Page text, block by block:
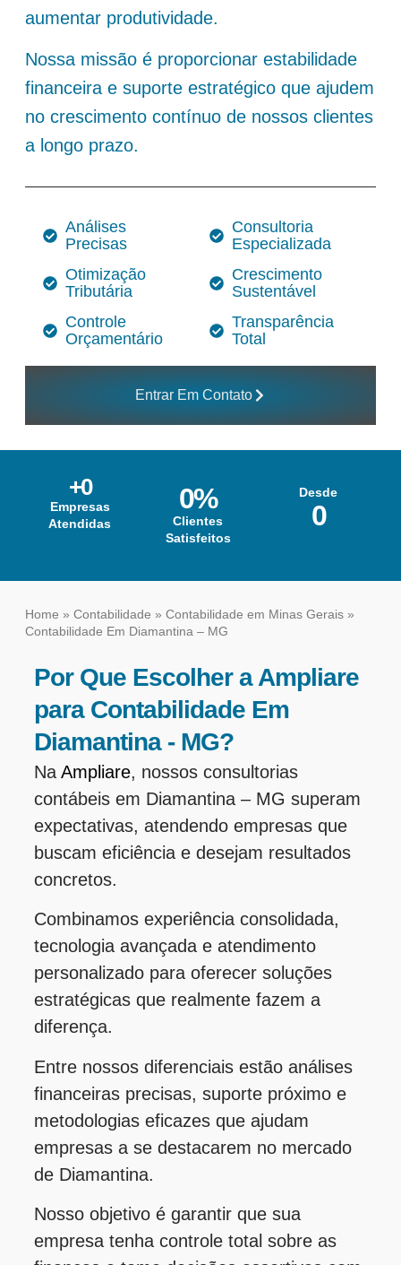
aumentar produtividade.
Nossa missão é proporcionar estabilidade
financeira e suporte estratégico que ajudem
no crescimento contínuo de nossos clientes
a longo prazo.
Análises
Precisas
Otimização
Tributária
Controle
Orçamentário
Consultoria
Especializada
Crescimento
Sustentável
Transparência
Total
Entrar Em Contato
+0
Empresas
Atendidas
0%
Clientes
Satisfeitos
Desde
0
Home » Contabilidade » Contabilidade em Minas Gerais »
Contabilidade Em Diamantina – MG
Por Que Escolher a Ampliare
para Contabilidade Em
Diamantina - MG?
Na Ampliare, nossos consultorias
contábeis em Diamantina – MG superam
expectativas, atendendo empresas que
buscam eficiência e desejam resultados
concretos.
Combinamos experiência consolidada,
tecnologia avançada e atendimento
personalizado para oferecer soluções
estratégicas que realmente fazem a
diferença.
Entre nossos diferenciais estão análises
financeiras precisas, suporte próximo e
metodologias eficazes que ajudam
empresas a se destacarem no mercado
de Diamantina.
Nosso objetivo é garantir que sua
empresa tenha controle total sobre as